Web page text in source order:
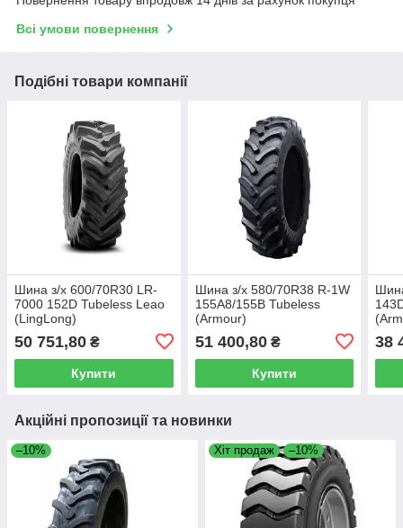
Всі умови повернення
Подібні товари компанії
Шина з/х 600/70R30 LR-
7000 152D Tubeless Leao
(LingLong)
50 751,80 ₴
Купити
Шина з/х 580/70R38 R-1W
155A8/155B Tubeless
(Armour)
51 400,80₴
Купити
38
Акційні пропозиції та новинки
–10% Хіт продаж –10%